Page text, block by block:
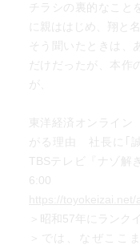
チラシの裏的なこ
に親ははじめ、翔と
そう聞いたときは、
だけだったが、本作
が、
東洋経済オンライ
がる理由 社長に｢
TBSテレビ『ナゾ解
6:00
＞昭和57年にランク
＞では、なぜここ